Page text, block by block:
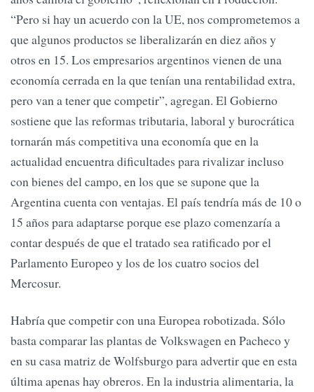
“Pero si hay un acuerdo con la UE, nos comprometemos a
que algunos productos se liberalizarán en diez años y
otros en 15. Los empresarios argentinos vienen de una
economía cerrada en la que tenían una rentabilidad extra,
pero van a tener que competir”, agregan. El Gobierno
sostiene que las reformas tributaria, laboral y burocrática
tornarán más competitiva una economía que en la
actualidad encuentra dificultades para rivalizar incluso
con bienes del campo, en los que se supone que la
Argentina cuenta con ventajas. El país tendría más de 10 o
15 años para adaptarse porque ese plazo comenzaría a
contar después de que el tratado sea ratificado por el
Parlamento Europeo y los de los cuatro socios del
Mercosur.
Habría que competir con una Europea robotizada. Sólo
basta comparar las plantas de Volkswagen en Pacheco y
en su casa matriz de Wolfsburgo para advertir que en esta
última apenas hay obreros. En la industria alimentaria, la